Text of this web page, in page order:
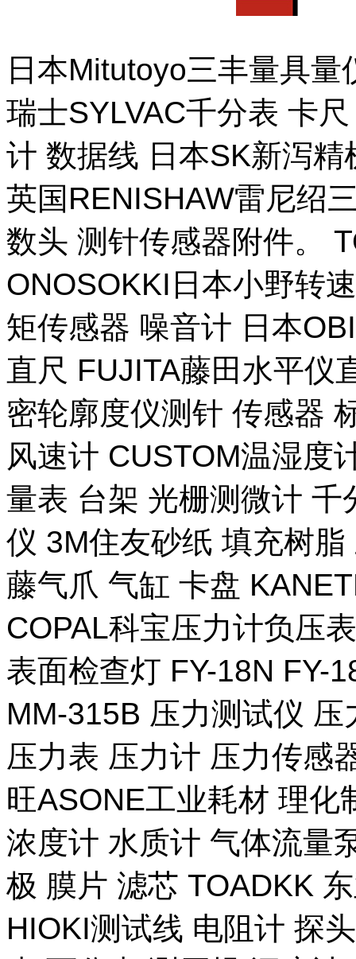
日本Mitutoyo三丰量具
瑞士SYLVAC千分表 卡
计 数据线 日本SK新泻
英国RENISHAW雷尼绍
数头 测针传感器附件。
ONOSOKKI日本小野转
矩传感器 噪音计 日本
直尺 FUJITA藤田水平仪
密轮廓度仪测针 传感器
风速计 CUSTOM温湿度
量表 台架 光栅测微计
仪 3M住友砂纸 填充树
藤气爪 气缸 卡盘
COPAL科宝压力计负压
表面检查灯 FY-18N FY-
MM-315B 压力测试仪
压力表 压力计 压力传感
旺ASONE工业耗材 理化
浓度计 水质计 气体流量
极 膜片 滤芯 TOADKK
HIOKI测试线 电阻计 探